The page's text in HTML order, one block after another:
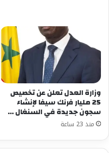
وزارة العدل تعلن عن تخصيص
25 مليار فرنك سيفا لإنشاء
سجون جديدة في السنغال …
منذ 23 ساعة